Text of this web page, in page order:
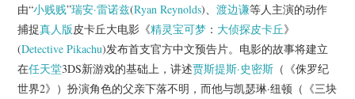
由“小贱贱”瑞安·雷诺兹(Ryan Reynolds)、渡边谦等人主演的动作
捕捉真人版皮卡丘大电影《精灵宝可梦 ： 大侦探皮卡丘》
(Detective Pikachu)发布首支官方中文预告片。电影的故事将建立
在任天堂3DS新游戏的基础上，讲述贾斯提斯·史密斯 （《侏罗纪
世界2》）扮演角色的父亲下落不明，而他与凯瑟琳·纽顿（《三块